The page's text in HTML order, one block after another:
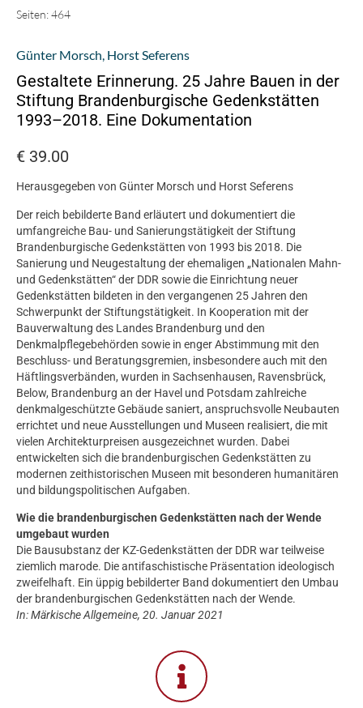
Seiten:464
Günter Morsch, Horst Seferens
Gestaltete Erinnerung. 25 Jahre Bauen in der
Stiftung Brandenburgische Gedenkstätten
1993–2018. Eine Dokumentation
€ 39.00
Herausgegeben von Günter Morsch und Horst Seferens
Der reich bebilderte Band erläutert und dokumentiert die
umfangreiche Bau- und Sanierungstätigkeit der Stiftung
Brandenburgische Gedenkstätten von 1993 bis 2018. Die
Sanierung und Neugestaltung der ehemaligen „Nationalen Mahn-
und Gedenkstätten“ der DDR sowie die Einrichtung neuer
Gedenkstätten bildeten in den vergangenen 25 Jahren den
Schwerpunkt der Stiftungstätigkeit. In Kooperation mit der
Bauverwaltung des Landes Brandenburg und den
Denkmalpflegebehörden sowie in enger Abstimmung mit den
Beschluss- und Beratungsgremien, insbesondere auch mit den
Häftlingsverbänden, wurden in Sachsenhausen, Ravensbrück,
Below, Brandenburg an der Havel und Potsdam zahlreiche
denkmalgeschützte Gebäude saniert, anspruchsvolle Neubauten
errichtet und neue Ausstellungen und Museen realisiert, die mit
vielen Architekturpreisen ausgezeichnet wurden. Dabei
entwickelten sich die brandenburgischen Gedenkstätten zu
modernen zeithistorischen Museen mit besonderen humanitären
und bildungspolitischen Aufgaben.
Wie die brandenburgischen Gedenkstätten nach der Wende
umgebaut wurden
Die Bausubstanz der KZ-Gedenkstätten der DDR war teilweise
ziemlich marode. Die antifaschistische Präsentation ideologisch
zweifelhaft. Ein üppig bebilderter Band dokumentiert den Umbau
der brandenburgischen Gedenkstätten nach der Wende.
In: Märkische Allgemeine, 20. Januar 2021